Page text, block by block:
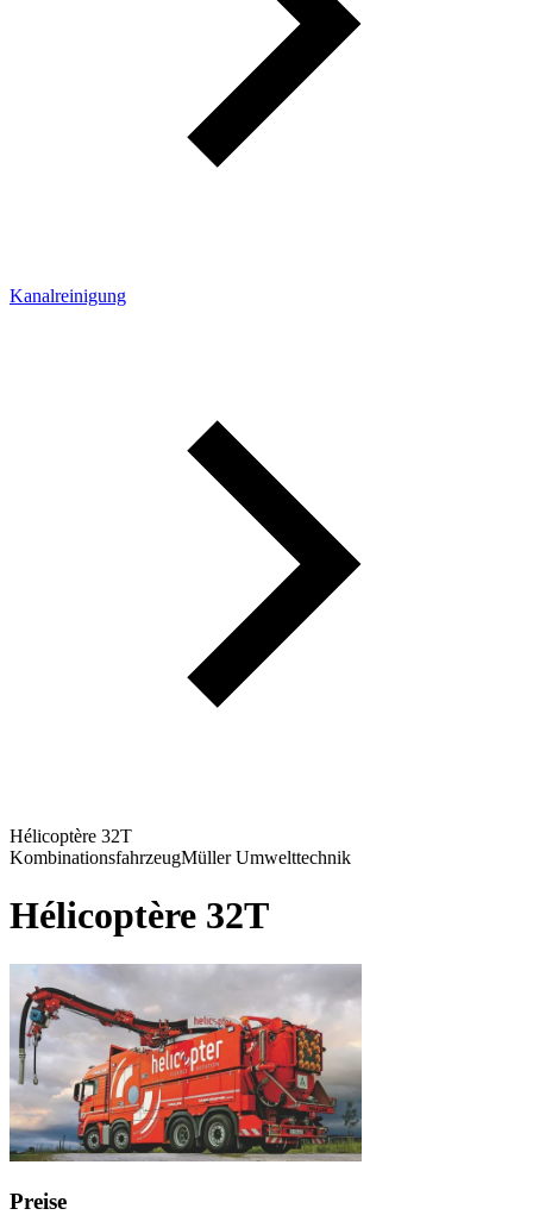
Kanalreinigung
Hélicoptère 32T
KombinationsfahrzeugMüller Umwelttechnik
Hélicoptère 32T
Preise